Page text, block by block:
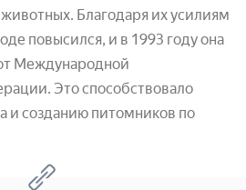
Благодаря их усилиям
повысился, и в 1993 году она
Международной
Это способствовало
и созданию питомников по